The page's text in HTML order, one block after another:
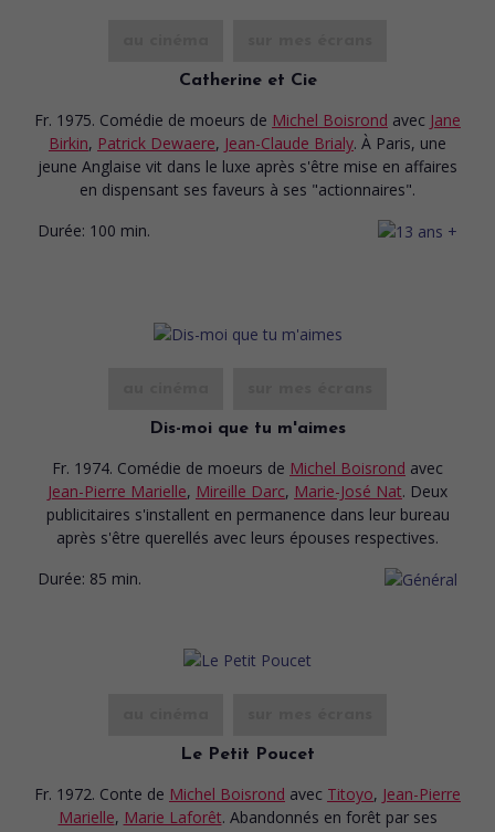
Catherine et Cie
Fr. 1975. Comédie de moeurs de Michel Boisrond avec Jane
Birkin, Patrick Dewaere, Jean-Claude Brialy. À Paris, une
jeune Anglaise vit dans le luxe après s'être mise en affaires
en dispensant ses faveurs à ses "actionnaires".
Durée: 100 min.
Dis-moi que tu m'aimes
Fr. 1974. Comédie de moeurs de Michel Boisrond avec
Jean-Pierre Marielle, Mireille Darc, Marie-José Nat. Deux
publicitaires s'installent en permanence dans leur bureau
après s'être querellés avec leurs épouses respectives.
Durée: 85 min.
Le Petit Poucet
Fr. 1972. Conte de Michel Boisrond avec Titoyo, Jean-Pierre
Marielle, Marie Laforêt. Abandonnés en forêt par ses